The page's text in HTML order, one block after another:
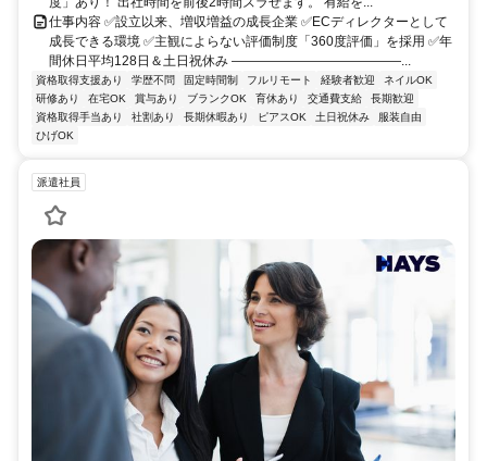
仕事内容 ✅設立以来、増収増益の成長企業 ✅ECディレクターとして
成長できる環境 ✅主観によらない評価制度「360度評価」を採用 ✅年
間休日平均128日＆土日祝休み ―――――――――――――...
資格取得支援あり 学歴不問 固定時間制 フルリモート 経験者歓迎
ネイルOK
研修あり
在宅OK 賞与あり ブランクOK 育休あり 交通費支給
長期歓迎
資格取得手当あり
社割あり 長期休暇あり ピアスOK 土日祝休み
服装自由
ひげOK
派遣社員